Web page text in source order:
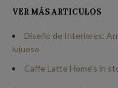
VER MÁS ARTICULOS
Diseño de Interiores:
lujuoso
Caffe Latte Home’s in